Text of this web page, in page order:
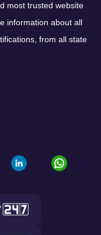
most trusted website
information about all
from all state